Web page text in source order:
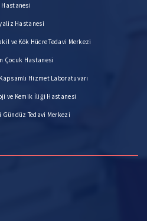
Hastanesi
Hastanesi
ve Kök Hücre Tedavi Merkezi
Çocuk Hastanesi
Hizmet Laboratuvarı
ve Kemik İliği Hastanesi
Tedavi Merkezi